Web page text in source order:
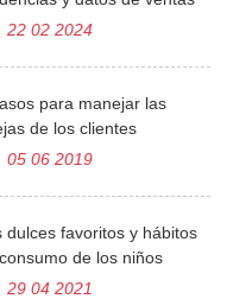
22 02 2024
para manejar las
de los clientes
05 06 2019
dulces favoritos y hábitos
de los niños
29 04 2021